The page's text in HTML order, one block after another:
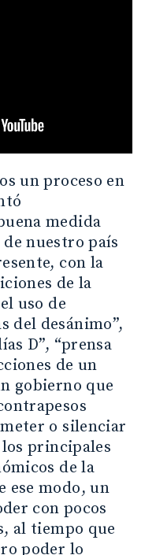
un proceso en
medida
nuestro país
con la
de la
uso de
del desánimo”,
D”, “prensa
de un
gobierno que
o silenciar
principales
de la
ese modo, un
con pocos
al tiempo que
poder lo